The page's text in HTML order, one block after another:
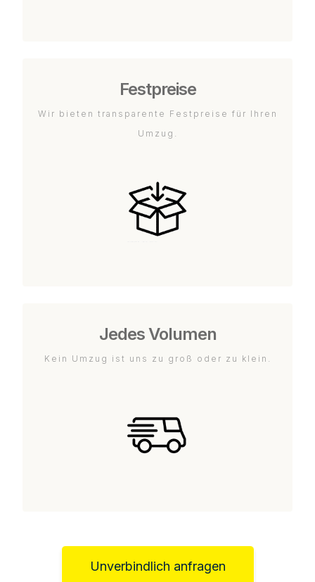
Festpreise
Wir bieten transparente Festpreise für Ihren
Umzug.
Jedes Volumen
Kein Umzug ist uns zu groß oder zu klein.
Unverbindlich anfragen